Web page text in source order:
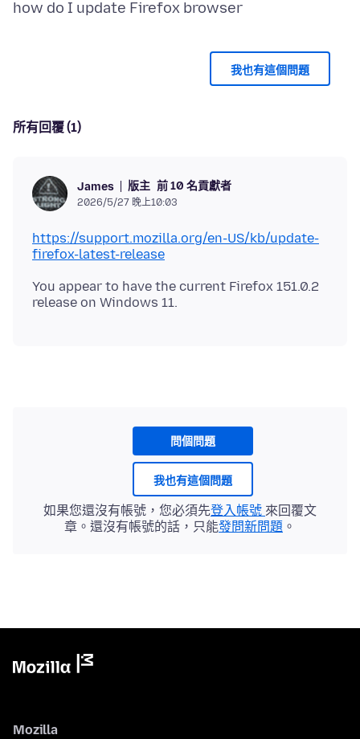
我也有這個問題
所有回覆 (1)
James 版主 前 10 名貢獻者
2026/5/27 晚上10:03
https://support.mozilla.org/en-US/kb/update-
firefox-latest-release
You appear to have the current Firefox 151.0.2
問個問題
我也有這個問題
如果您還沒有帳號，您必須先登入帳號 來回覆文
章。還沒有帳號的話，只能發問新問題 。
Mozilla